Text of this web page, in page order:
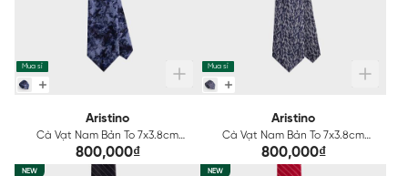
Mua sỉ
Aristino
Cà Vạt Nam Bản To 7x3.8cm
Aristino ATI0110S2
800,000₫
Mua sỉ
Aristino
Cà Vạt Nam Bản To 7x3.8cm
Aristino ATI0120S2
800,000₫
NEW NEW